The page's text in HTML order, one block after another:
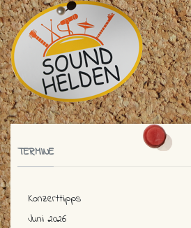
TERMINE
Konzerttipps
Juni 2026